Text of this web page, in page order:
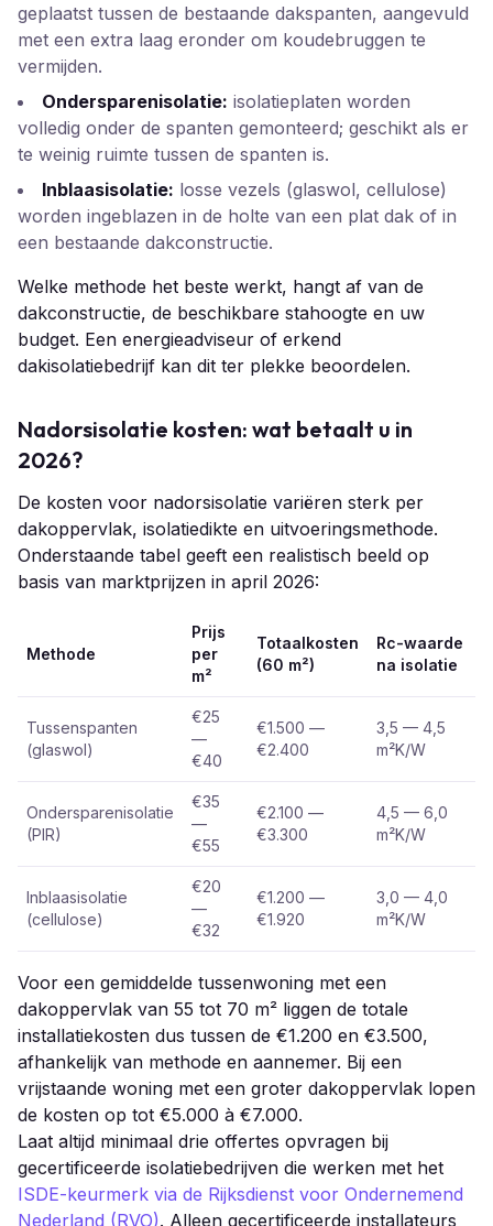
geplaatst tussen de bestaande dakspanten, aangevuld
met een extra laag eronder om koudebrug­gen te
vermijden.
Ondersparenisolatie: isolatieplaten worden
volledig onder de spanten gemonteerd; geschikt als er
te weinig ruimte tussen de spanten is.
Inblaasisolatie: losse vezels (glaswol, cellulose)
worden ingeblazen in de holte van een plat dak of in
een bestaande dakconstructie.
Welke methode het beste werkt, hangt af van de
dakconstructie, de beschikbare stahoogte en uw
budget. Een energieadviseur of erkend
dakisolatiebedrijf kan dit ter plekke beoordelen.
Nadorsisolatie kosten: wat betaalt u in
2026?
De kosten voor nadorsisolatie variëren sterk per
dakoppervlak, isolatiedikte en uitvoeringsmethode.
Onderstaande tabel geeft een realistisch beeld op
basis van marktprijzen in april 2026:
Methode
Prijs
per
m²
Totaalkosten
(60 m²)
Rc-waarde
na isolatie
Tussenspanten
(glaswol)
€25
—
€40
€1.500 —
€2.400
3,5 — 4,5
m²K/W
Ondersparenisolatie
(PIR)
€35
—
€55
€2.100 —
€3.300
4,5 — 6,0
m²K/W
Inblaasisolatie
(cellulose)
€20
—
€32
€1.200 —
€1.920
3,0 — 4,0
m²K/W
Voor een gemiddelde tussenwoning met een
dakoppervlak van 55 tot 70 m² liggen de totale
installatiekosten dus tussen de €1.200 en €3.500,
afhankelijk van methode en aannemer. Bij een
vrijstaande woning met een groter dakoppervlak lopen
de kosten op tot €5.000 à €7.000.
Laat altijd minimaal drie offertes opvragen bij
gecertificeerde isolatiebedrijven die werken met het
ISDE-keurmerk via de Rijksdienst voor Ondernemend
Nederland (RVO). Alleen gecertificeerde installateurs